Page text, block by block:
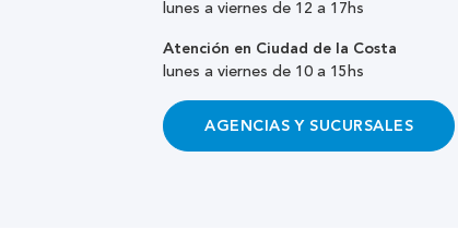
lunes a viernes de 12 a 17hs
Atención en Ciudad de la Costa
lunes a viernes de 10 a 15hs
AGENCIAS Y SUCURSALES